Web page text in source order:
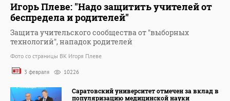
Игорь Плеве: "Надо защитить учителей от
беспредела и родителей"
Защита учительского сообщества от "выборных
технологий", нападок родителей
Фото со страницы ВК Игоря Плеве
3 февраля 10226
Саратовский университет отмечен за вклад в
популяризацию медицинской науки